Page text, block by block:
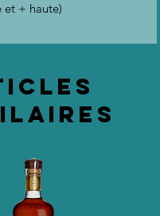
et + haute)